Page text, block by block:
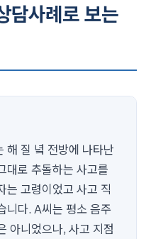
담사례로 보는
해 질 녘 전방에 나타난
대로 추돌하는 사고를
는 고령이었고 사고 직
니다. A씨는 평소 음주
아니었으나, 사고 지점